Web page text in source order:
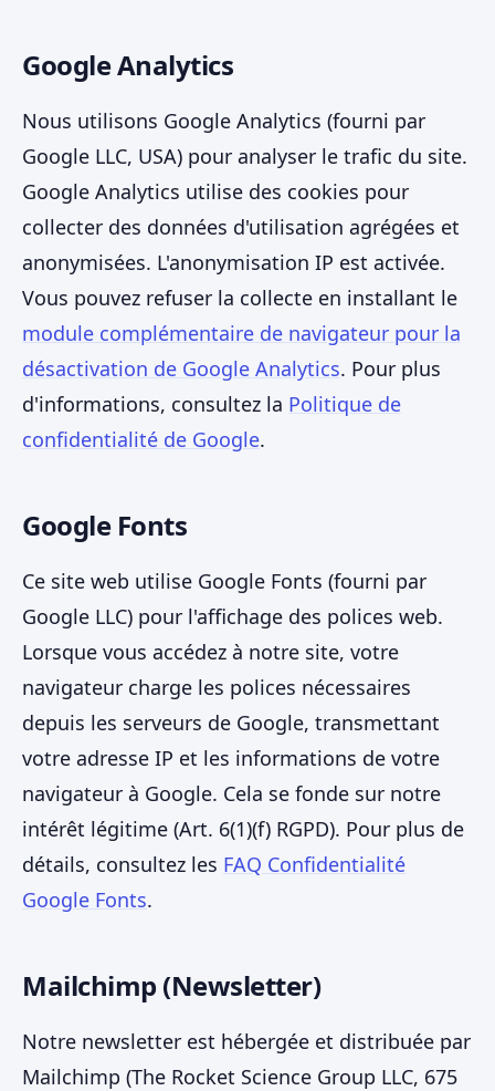
Google Analytics
Nous utilisons Google Analytics (fourni par
Google LLC, USA) pour analyser le trafic du site.
Google Analytics utilise des cookies pour
collecter des données d'utilisation agrégées et
anonymisées. L'anonymisation IP est activée.
Vous pouvez refuser la collecte en installant le
module complémentaire de navigateur pour la
désactivation de Google Analytics. Pour plus
d'informations, consultez la Politique de
confidentialité de Google.
Google Fonts
Ce site web utilise Google Fonts (fourni par
Google LLC) pour l'affichage des polices web.
Lorsque vous accédez à notre site, votre
navigateur charge les polices nécessaires
depuis les serveurs de Google, transmettant
votre adresse IP et les informations de votre
navigateur à Google. Cela se fonde sur notre
intérêt légitime (Art. 6(1)(f) RGPD). Pour plus de
détails, consultez les FAQ Confidentialité
Google Fonts.
Mailchimp (Newsletter)
Notre newsletter est hébergée et distribuée par
Mailchimp (The Rocket Science Group LLC, 675